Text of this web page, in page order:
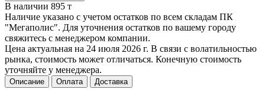
В наличии 895 т
Наличие указано с учетом остатков по всем складам ПК
"Мегаполис". Для уточнения остатков по вашему городу
свяжитесь с менеджером компании.
Цена актуальная на 24 июля 2026 г. В связи с волатильностью
рынка, стоимость может отличаться. Конечную стоимость
уточняйте у менеджера.
Описание Оплата Доставка